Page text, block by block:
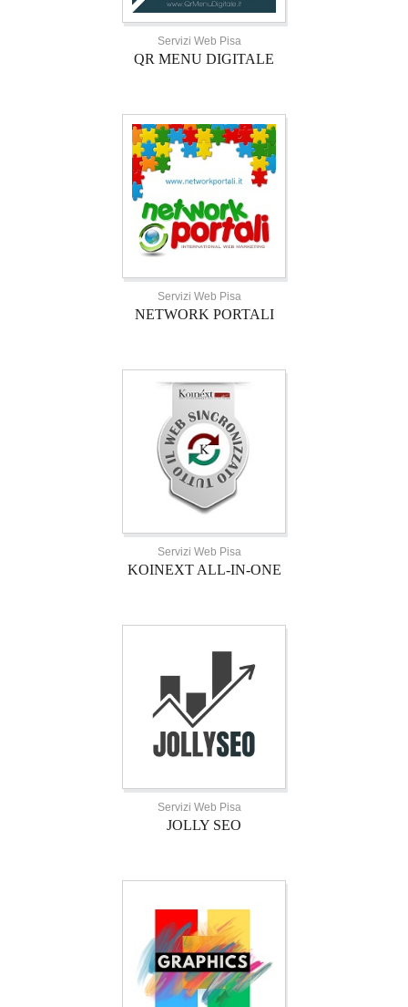
Servizi Web Pisa
QR MENU DIGITALE
Servizi Web Pisa
NETWORK PORTALI
Servizi Web Pisa
KOINEXT ALL-IN-ONE
Servizi Web Pisa
JOLLY SEO